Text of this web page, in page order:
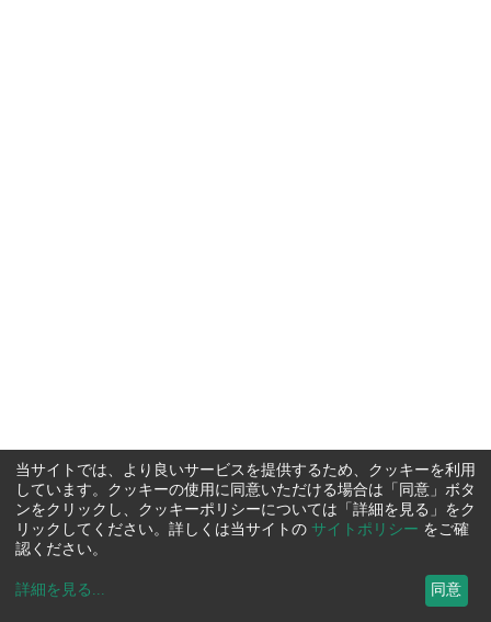
当サイトでは、より良いサービスを提供するため、クッキーを利用
しています。クッキーの使用に同意いただける場合は「同意」ボタ
ンをクリックし、クッキーポリシーについては「詳細を見る」をク
リックしてください。詳しくは当サイトの サイトポリシー をご確
認ください。
詳細を見る ... 同意